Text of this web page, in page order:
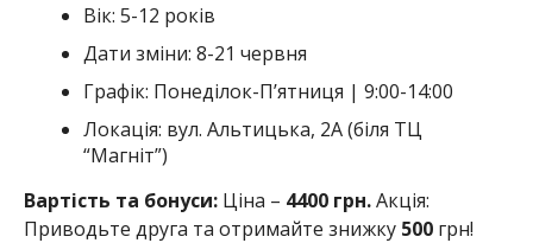
Вік: 5-12 років
Дати зміни: 8-21 червня
Графік: Понеділок-П’ятниця | 9:00-14:00
Локація: вул. Альтицька, 2А (біля ТЦ
“Магніт”)
Вартість та бонуси:Ціна – 4400 грн.Акція:
Приводьте друга та отримайте знижку 500 грн!